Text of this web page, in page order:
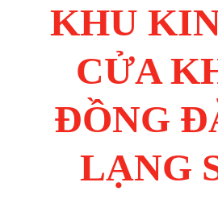
KHU
CỬA
ĐỒNG
LẠNG